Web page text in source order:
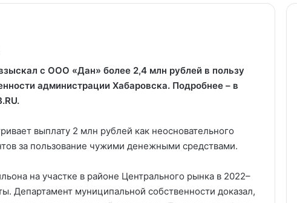
с ООО «Дан» более 2,4 млн рублей в пользу
администрации Хабаровска. Подробнее – в
выплату 2 млн рублей как неосновательного
за пользование чужими денежными средствами.
на участке в районе Центрального рынка в 2022–
Департамент муниципальной собственности доказал,